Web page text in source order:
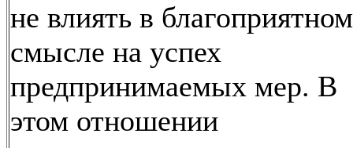
не влиять в благоприятном
смысле на успех
предпринимаемых мер. В
этом отношении